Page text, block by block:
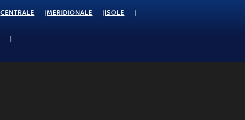
CENTRALE MERIDIONALE
ISOLE